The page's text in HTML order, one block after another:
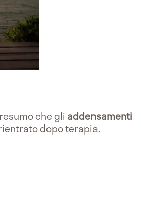
che gli addensamenti
dopo terapia.